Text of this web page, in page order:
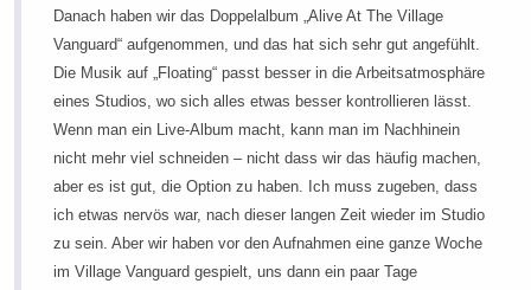
Danach haben wir das Doppelalbum „Alive At The Village
Vanguard“ aufgenommen, und das hat sich sehr gut angefühlt.
Die Musik auf „Floating“ passt besser in die Arbeitsatmosphäre
eines Studios, wo sich alles etwas besser kontrollieren lässt.
Wenn man ein Live-Album macht, kann man im Nachhinein
nicht mehr viel schneiden – nicht dass wir das häufig machen,
aber es ist gut, die Option zu haben. Ich muss zugeben, dass
ich etwas nervös war, nach dieser langen Zeit wieder im Studio
zu sein. Aber wir haben vor den Aufnahmen eine ganze Woche
im Village Vanguard gespielt, uns dann ein paar Tage